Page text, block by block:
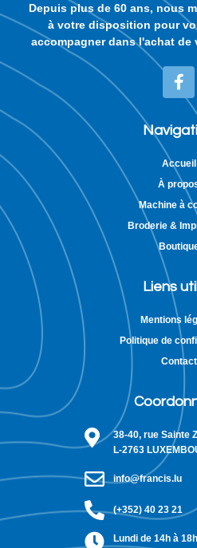
Depuis plus de 60 ans, nous
à votre disposition pour
accompagner dans l'achat de
Accueil
À
Machine à
Broderie &
Liens
Mentions
Politique de
Contact
38-40, rue Sainte
L-2763
info@francis.lu
(+352) 40 23 21
Lundi de 14h à 18h